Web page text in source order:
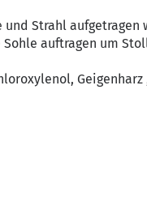
Strahl
auftragen um
Geigenharz